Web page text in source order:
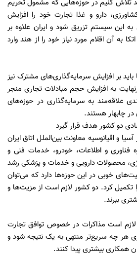
تلاش کنیم در حوزه‌هایی که مشمول تحریم
دارو و غذا تجارت خود را افزایش
به این سیستم تزریق شود و ایران علاوه بر
به آن اقلام مورد نیاز خود را از هند وارد
باید بر افزایش سرمایه‌گذاری‌های مشترک نیز
به افزایش حجم مبادلات تجاری منجر
به سرمایه‌گذاری در حوزه‌های
چابهار هستند.
دو کشور هدف قرار گیرد
و اقیانوسیه معاونت بین‌الملل اتاق ایران
و اطلاعات، خودرو، خدمات فنی و
محصولات دارویی و خدمات و پزشکی رشد
خوبی در این حوزه‌ها دارد که می‌توان
تکمیل کرد. دو کشور لازم است از مزیت‌ها و
ببرند.
لازم است مذاکرات در خصوص توافق تجارت
هر چه سریع‌تر منتهی به یک نتیجه شود و
بیشتری پیدا کنند.